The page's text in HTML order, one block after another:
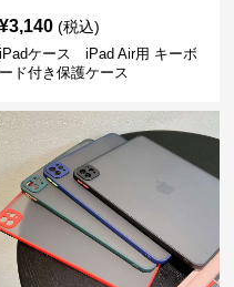
¥3,140 (税込)
iPadケース iPad Air用 キーボ
ード付き保護ケース